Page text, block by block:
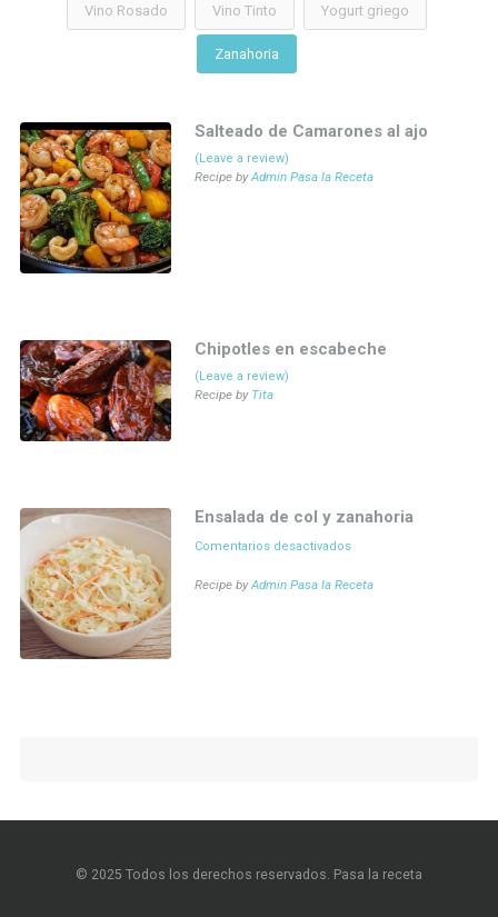
Vino Rosado Vino Tinto Yogurt griego
Zanahoria
Salteado de Camarones al ajo
(Leave a review)
Recipe byAdmin Pasa la Receta
Chipotles en escabeche
(Leave a review)
Recipe by Tita
Ensalada de col y zanahoria
Comentarios desactivadosen Ensalada de col y
Recipe byAdmin Pasa la Receta
© 2025 Todos los derechos reservados. Pasa la receta